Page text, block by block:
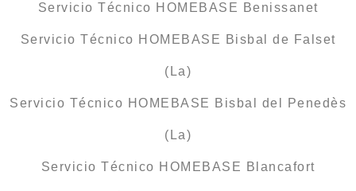
Servicio Técnico HOMEBASE Benissanet
Servicio Técnico HOMEBASE Bisbal de Falset
(La)
Servicio Técnico HOMEBASE Bisbal del Penedès
(La)
Servicio Técnico HOMEBASE Blancafort